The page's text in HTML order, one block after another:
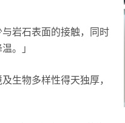
岩石表面的接触，同时
。」
生物多样性得天独厚，